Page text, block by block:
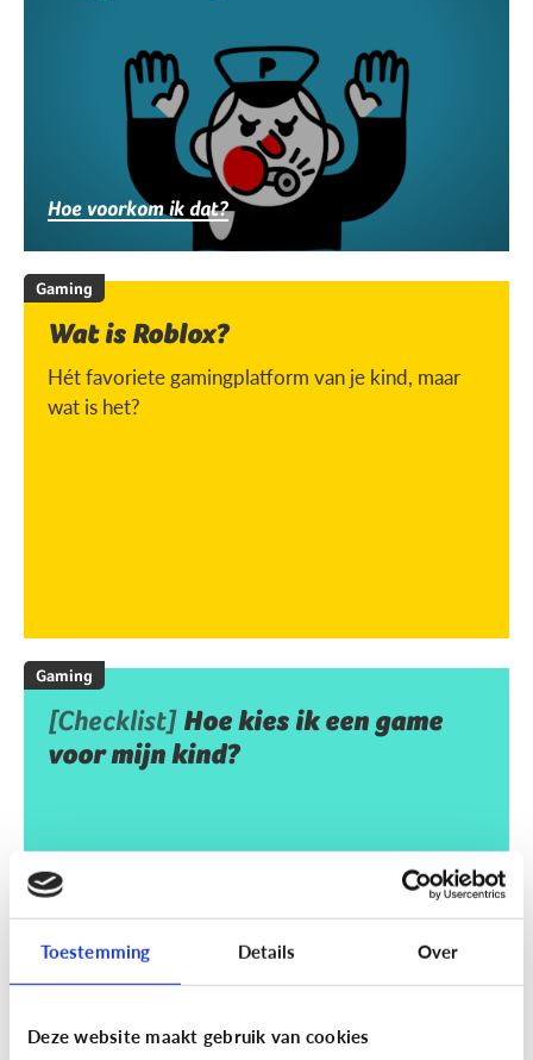
Toestemming Details Over
Deze website maakt gebruik van cookies
Hoe voorkom ik dat?
Gaming
Wat is Roblox?
Hét favoriete gamingplatform van je kind, maar
wat is het?
Gaming
[Checklist] Hoe kies ik een game
voor mijn kind?